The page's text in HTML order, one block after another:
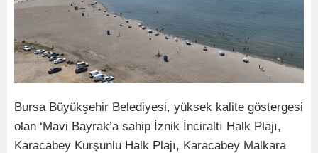
Bursa Büyükşehir Belediyesi, yüksek kalite göstergesi
olan ‘Mavi Bayrak’a sahip İznik İnciraltı Halk Plajı,
Karacabey Kurşunlu Halk Plajı, Karacabey Malkara